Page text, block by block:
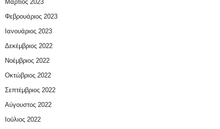
Μάρτιος 2023
Φεβρουάριος 2023
Ιανουάριος 2023
Δεκέμβριος 2022
Νοέμβριος 2022
Οκτώβριος 2022
Σεπτέμβριος 2022
Αύγουστος 2022
Ιούλιος 2022